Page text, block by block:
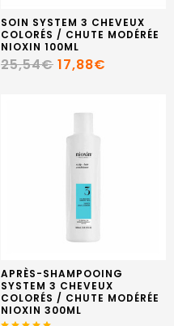
SOIN SYSTEM 3 CHEVEUX
COLORÉS / CHUTE MODÉRÉE
NIOXIN 100ML
25,54€ 17,88€
APRÈS-SHAMPOOING
SYSTEM 3 CHEVEUX
COLORÉS / CHUTE MODÉRÉE
NIOXIN 300ML